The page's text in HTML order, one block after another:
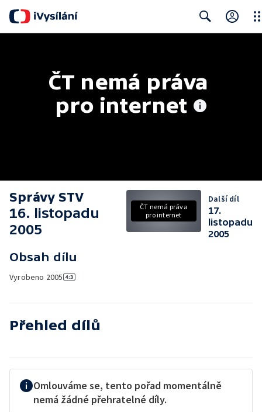
ČT nemá práva
pro internet
Správy STV
16. listopadu
2005
Obsah dílu
Vyrobeno 2005
ČT nemá práva
pro internet
Další díl
17.
listopadu
2005
Přehled dílů
Omlouváme se, tento pořad momentálně
nemá žádné přehratelné díly.